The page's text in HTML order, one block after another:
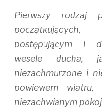
Pierwszy rodzaj
postępującym i
wesele ducha,
niezachmurzone i
powiewem wiatru,
niezachwianym